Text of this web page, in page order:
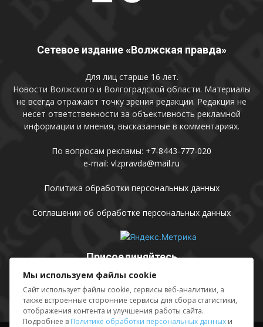
Сетевое издание «Волжская правда»
Для лиц старше 16 лет.
Новости Волжского и Волгоградской области. Материалы
не всегда отражают точку зрения редакции. Редакция не
несет ответственности за объективность рекламной
информации и мнения, высказанные в комментариях.
По вопросам рекламы: +7-8443-777-020
e-mail: vlzpravda@mail.ru
Политика обработки персональных данных
Соглашении об обработке персональных данных
Присоединяйтесь
Мы используем файлы cookie
Сайт использует файлы cookie, сервисы веб-аналитики, а
также встроенные сторонние сервисы для сбора статистики,
отображения контента и улучшения работы сайта.
Подробнее в Политике обработки персональных данных и